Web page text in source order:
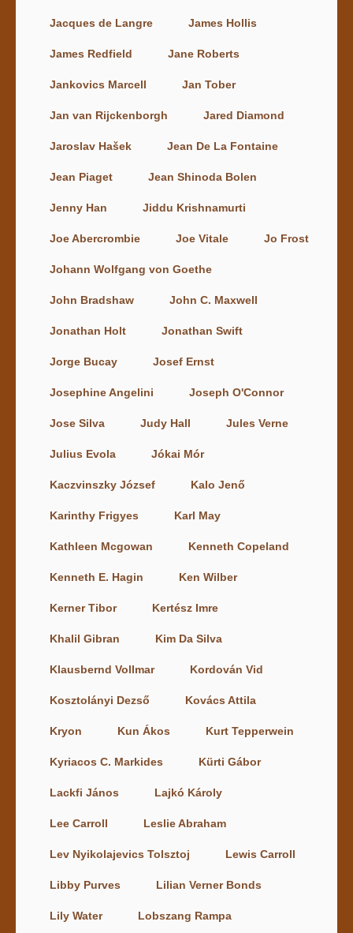
Jacques de Langre James Hollis
James Redfield Jane Roberts
Jankovics Marcell Jan Tober
Jan van Rijckenborgh Jared Diamond
Jaroslav Hašek Jean De La Fontaine
Jean Piaget Jean Shinoda Bolen
Jenny Han Jiddu Krishnamurti
Joe Abercrombie Joe Vitale Jo Frost
Johann Wolfgang von Goethe
John Bradshaw John C. Maxwell
Jonathan Holt Jonathan Swift
Jorge Bucay Josef Ernst
Josephine Angelini Joseph O'Connor
Jose Silva Judy Hall Jules Verne
Julius Evola Jókai Mór
Kaczvinszky József Kalo Jenő
Karinthy Frigyes Karl May
Kathleen Mcgowan Kenneth Copeland
Kenneth E. Hagin Ken Wilber
Kerner Tibor Kertész Imre
Khalil Gibran Kim Da Silva
Klausbernd Vollmar Kordován Vid
Kosztolányi Dezső Kovács Attila
Kryon Kun Ákos Kurt Tepperwein
Kyriacos C. Markides Kürti Gábor
Lackfi János Lajkó Károly
Lee Carroll Leslie Abraham
Lev Nyikolajevics Tolsztoj Lewis Carroll
Libby Purves Lilian Verner Bonds
Lily Water Lobszang Rampa